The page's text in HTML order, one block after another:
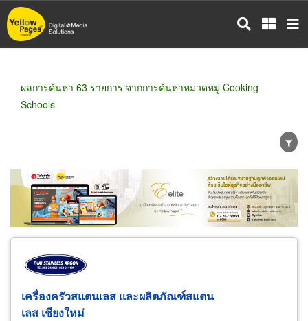
ข้าม
ไป
ผลการค้นหา 63 รายการ จากการค้นหาหมวดหมู่ Cooking
Schools
ขายส่ง ขายปลีก ผู้ผลิต
ตัวแทนจัดจำหน่าย
ผู้ส่งออก/นำเข้า
ธุรกิจบริการ
เครื่องครัวสแตนเลส และผลิตภัณฑ์สแตน
เลส เชียงใหม่